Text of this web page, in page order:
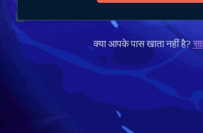
क्या आपके पास खाता नहीं है?